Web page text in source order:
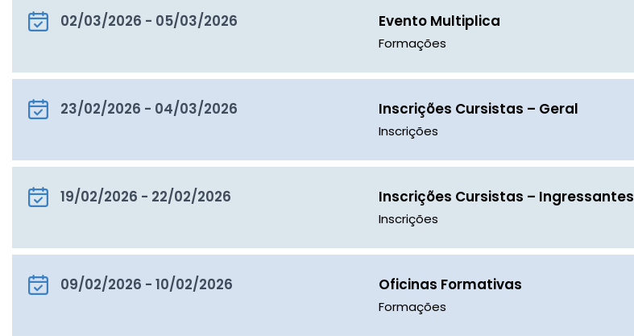
02/03/2026 - 05/03/2026 Evento Multiplica
Formações
23/02/2026 - 04/03/2026 Inscrições Cursistas – Geral
Inscrições
19/02/2026 - 22/02/2026 Inscrições Cursistas – Ingressantes
Inscrições
09/02/2026 - 10/02/2026 Oficinas Formativas
Formações